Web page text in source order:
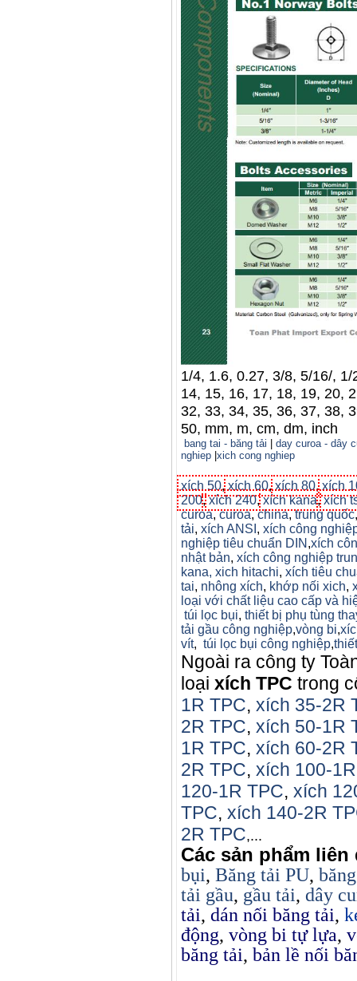
1/4, 1.6, 0.27, 3/8, 5/16/,
14, 15, 16, 17, 18, 19, 20,
32, 33, 34, 35, 36, 37, 38,
50, mm, m, cm, dm, inch
bang tai - băng tải
day curoa - dây
nghiep xich cong nghiep
xích 50,xích 60,xích 80,xích
200,xích 240,xích kana,xích
curoa,curoa,china,trung quốc
tải, xích ANSI , xích công
nghiệp tiêu chuẩn DIN ,xích
nhật bản, xích công nghiệp
kana, xich hitachi, xích tiêu
tai, nhông xích, khớp nối xich,
loại với chất liệu cao cấp và
túi lọc bụi, thiết bị phụ tùng
tải gầu công nghiệp,vòng bi,
vít, túi lọc bụi công nghiệp,
Ngoài ra công ty
loại xích TPC trong
1R TPC, xích 35-2R
2R TPC, xích 50-1R
1R TPC, xích 60-2R
2R TPC, xích 100-
120-1R TPC, xích
TPC, xích 140-2R
2R TPC,...
Các sản phẩm liên
bụi, Băng tải PU,
tải gầu, gầu tải, dây
tải, dán nối băng tải,
động, vòng bi tự lựa,
băng tải, bản lề nối